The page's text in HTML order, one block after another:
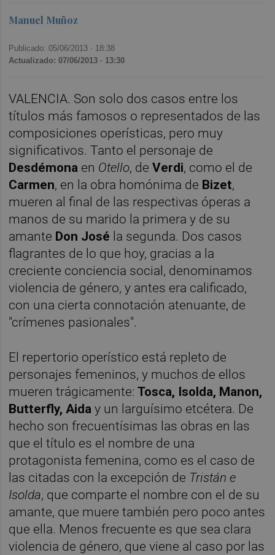
Manuel Muñoz
Publicado: 05/06/2013 · 18:38
Actualizado: 07/06/2013 · 13:30
VALENCIA. Son solo dos casos entre los
títulos más famosos o representados de las
composiciones operísticas, pero muy
significativos. Tanto el personaje de
Desdémona en Otello, deVerdi, como el de
Carmen, en la obra homónima de Bizet,
mueren al final de las respectivas óperas a
manos de su marido la primera y de su
amante Don José la segunda. Dos casos
flagrantes de lo que hoy, gracias a la
creciente conciencia social, denominamos
violencia de género, y antes era calificado,
con una cierta connotación atenuante, de
"crímenes pasionales".
El repertorio operístico está repleto de
personajes femeninos, y muchos de ellos
mueren trágicamente:Tosca, Isolda, Manon,
Butterfly, Aiday un larguísimo etcétera. De
hecho son frecuentísimas las obras en las
que el título es el nombre de una
protagonista femenina, como es el caso de
las citadas con la excepción de Tristán e
Isolda, que comparte el nombre con el de su
amante, que muere también pero poco antes
que ella. Menos frecuente es que sea clara
violencia de género, que viene al caso por las